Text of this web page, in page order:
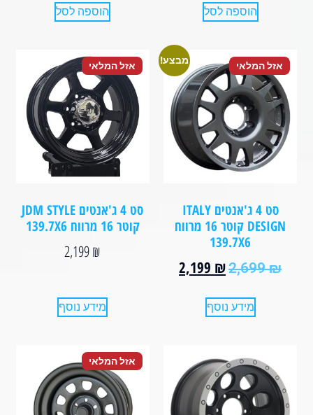
הוספה לסל הוספה לסל
אזל המלאי מבצע!
סט 4 ג'אנטים ITALY
DESIGN קוטר 16 מרווח
139.7X6⁩
2,699₪
2,199 ₪
מידע נוסף
אזל המלאי
סט 4 ג'אנטים JDM STYLE
קוטר 16 מרווח 139.7X6⁩⁩
2,199₪
מידע נוסף
אזל המלאי